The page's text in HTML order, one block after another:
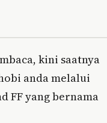
kini saatnya
anda melalui
FF yang bernama